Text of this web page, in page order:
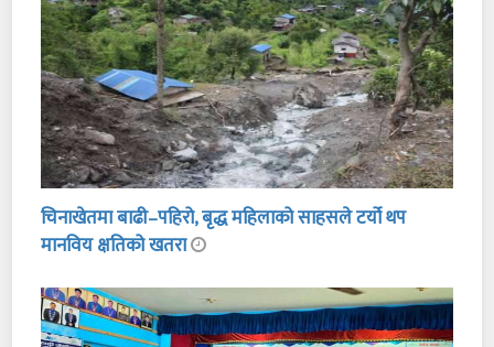
चिनाखेतमा बाढी–पहिरो, बृद्ध महिलाको साहसले टर्यो थप
मानविय क्षतिको खतरा